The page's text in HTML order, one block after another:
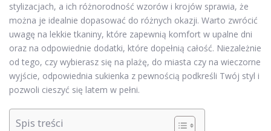
stylizacjach, a ich różnorodność wzorów i krojów sprawia, że
można je idealnie dopasować do różnych okazji. Warto zwrócić
uwagę na lekkie tkaniny, które zapewnią komfort w upalne dni
oraz na odpowiednie dodatki, które dopełnią całość. Niezależnie
od tego, czy wybierasz się na plażę, do miasta czy na wieczorne
wyjście, odpowiednia sukienka z pewnością podkreśli Twój styl i
pozwoli cieszyć się latem w pełni.
Spis treści